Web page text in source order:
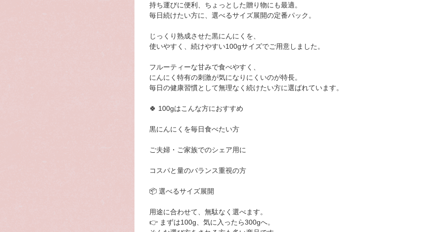
持ち運びに便利、ちょっとした贈り物にも最適。
毎日続けたい方に、選べるサイズ展開の定番パック。
じっくり熟成させた黒にんにくを、
使いやすく、続けやすい100gサイズでご用意しました。
フルーティーな甘みで食べやすく、
にんにく特有の刺激が気になりにくいのが特長。
毎日の健康習慣として無理なく続けたい方に選ばれています。
🍀 100gはこんな方におすすめ
黒にんにくを毎日食べたい方
ご夫婦・ご家族でのシェア用に
コスパと量のバランス重視の方
📦 選べるサイズ展開
用途に合わせて、無駄なく選べます。
👉 まずは100g、気に入ったら300gへ。